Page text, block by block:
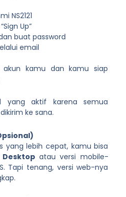
NS2121
Up”
buat password
email
akun kamu dan kamu siap
yang aktif karena semua
ke sana.
yang lebih cepat, kamu bisa
Desktop atau versi mobile-
Tapi tenang, versi web-nya